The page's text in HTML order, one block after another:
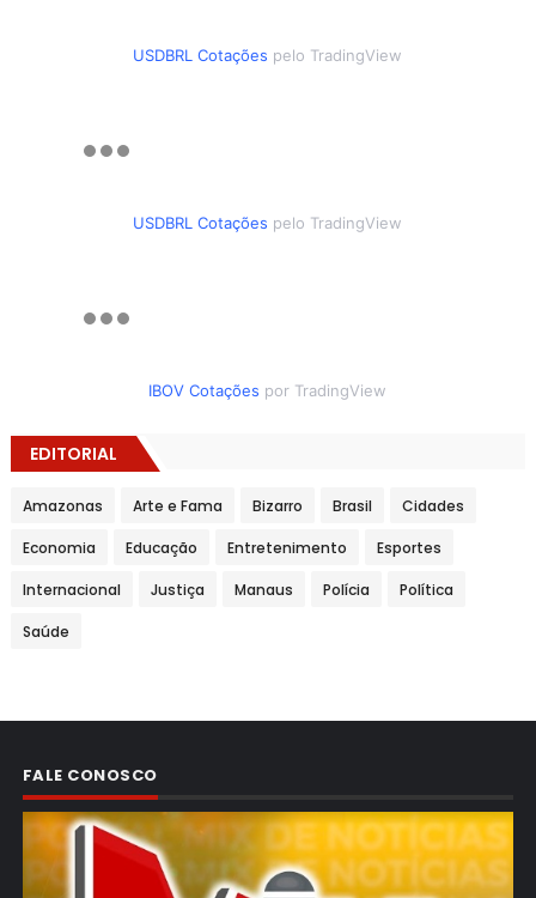
USDBRL Cotações pelo TradingView
USDBRL Cotações pelo TradingView
IBOV Cotações por TradingView
EDITORIAL
Amazonas Arte e Fama Bizarro Brasil Cidades
Economia Educação Entretenimento Esportes
Internacional Justiça Manaus Polícia Política
Saúde
FALE CONOSCO